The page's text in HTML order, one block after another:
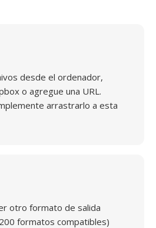
desde el ordenador,
o agregue una URL.
arrastrarlo a esta
otro formato de salida
formatos compatibles)